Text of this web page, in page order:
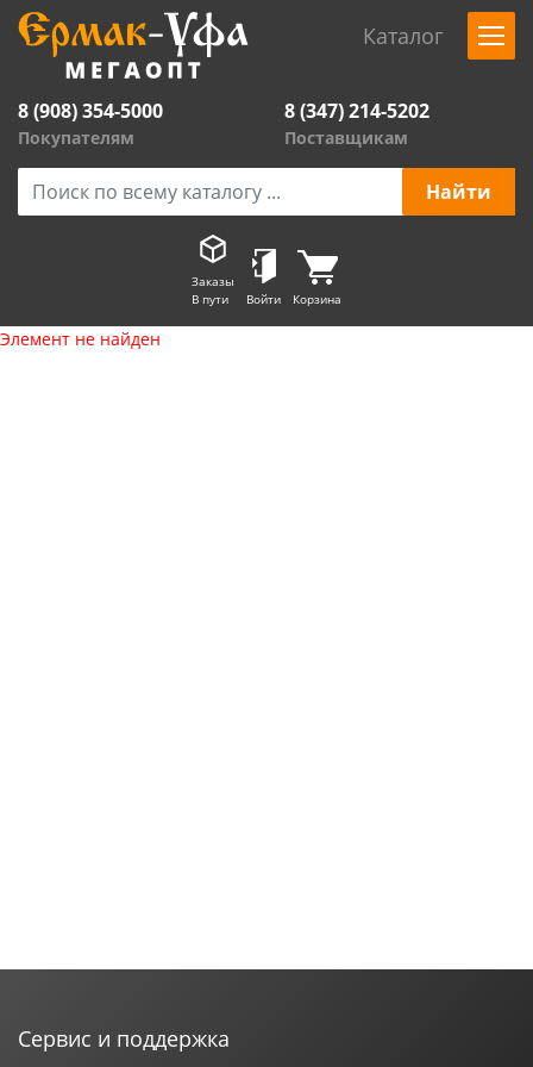
Каталог
8 (908) 354-5000
Покупателям
8 (347) 214-5202
Поставщикам
Заказы
В пути
Войти Корзина
Элемент не найден
Сервис и поддержка